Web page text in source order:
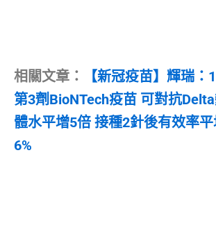
相關文章：
【新冠疫苗】輝瑞
第3劑BioNTech疫苗 可對抗
體水平增5倍 接種2針後有效率
6%